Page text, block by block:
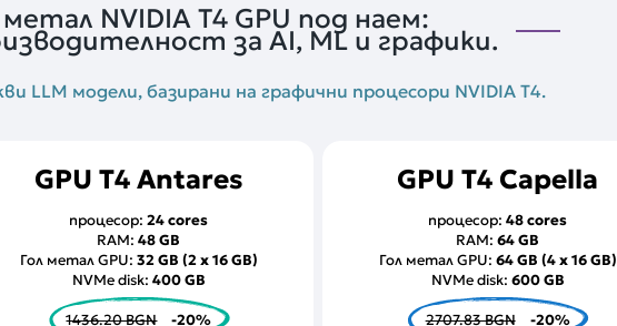
NVIDIA T4 GPU под наем:
за AI, ML и графики.
LLM модели, базирани на графични процесори NVIDIA T4.
GPU T4 Antares
процесор:24 cores
RAM:48 GB
Гол метал GPU: 32 GB (2 x 16 GB)
NVMe disk: 400 GB
1436.20 BGN -20%
GPU T4 Capella
процесор:48 cores
RAM:64 GB
Гол метал GPU: 64 GB (4 x 16 GB)
NVMe disk: 600 GB
2707.83 BGN -20%